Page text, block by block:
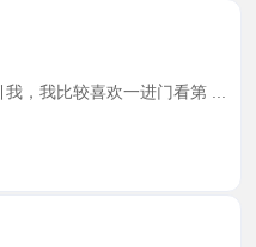
，我比较喜欢一进门看第 ...